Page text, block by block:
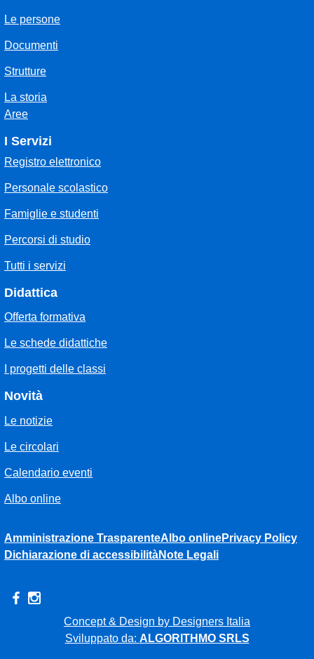
Le persone
Documenti
Strutture
La storia
Aree
I Servizi
Registro elettronico
Personale scolastico
Famiglie e studenti
Percorsi di studio
Tutti i servizi
Didattica
Offerta formativa
Le schede didattiche
I progetti delle classi
Novità
Le notizie
Le circolari
Calendario eventi
Albo online
Amministrazione TrasparenteAlbo onlinePrivacy Policy
Dichiarazione di accessibilitàNote Legali
Concept & Design by Designers Italia
Sviluppato da: ALGORITHMO SRLS